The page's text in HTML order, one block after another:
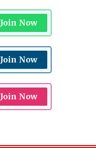
Join Now
Join Now
Join Now